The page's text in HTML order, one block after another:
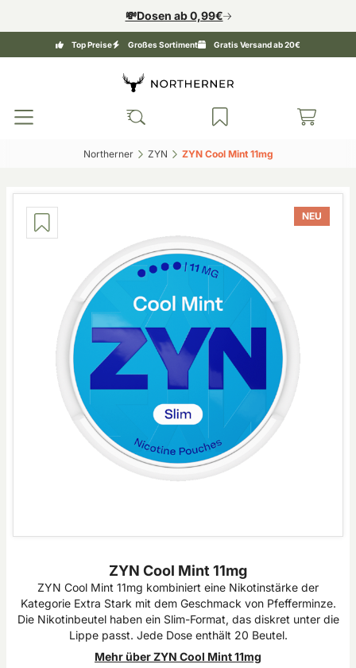
💸Dosen ab 0,99€
Top Preise Großes Sortiment Gratis Versand ab 20€
Northerner‎ ZYN‎ ZYN Cool Mint 11mg‎
NEU
ZYN Cool Mint 11mg
ZYN Cool Mint 11mg kombiniert eine Nikotinstärke der
Kategorie Extra Stark mit dem Geschmack von Pfefferminze.
Die Nikotinbeutel haben ein Slim-Format, das diskret unter die
Lippe passt. Jede Dose enthält 20 Beutel.
Mehr über ZYN Cool Mint 11mg